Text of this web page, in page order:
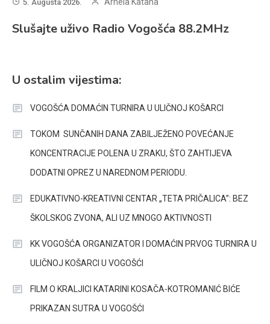
5. Augusta 2026. Arnela Katana
Slušajte uživo Radio Vogošća 88.2MHz
U ostalim vijestima:
VOGOŠĆA DOMAĆIN TURNIRA U ULIČNOJ KOŠARCI
TOKOM SUNČANIH DANA ZABILJEŽENO POVEĆANJE
KONCENTRACIJE POLENA U ZRAKU, ŠTO ZAHTIJEVA
DODATNI OPREZ U NAREDNOM PERIODU.
EDUKATIVNO-KREATIVNI CENTAR „TETA PRIČALICA”: BEZ
ŠKOLSKOG ZVONA, ALI UZ MNOGO AKTIVNOSTI
KK VOGOŠĆA ORGANIZATOR I DOMAĆIN PRVOG TURNIRA U
ULIČNOJ KOŠARCI U VOGOŠĆI
FILM O KRALJICI KATARINI KOSAČA-KOTROMANIĆ BIĆE
PRIKAZAN SUTRA U VOGOŠĆI